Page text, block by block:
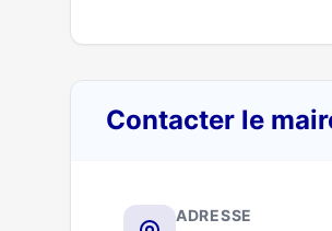
Contacter le
ADRESSE